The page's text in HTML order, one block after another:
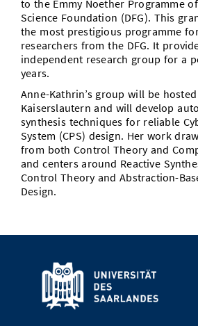
Vom Studium in den Beruf
Study Scheduler
Bibliothek
Open Science/Open Access
Start-ups
IT-Themenabend
Ranking
Zahlen & Fakten
Preise, Auszeichnungen und
Kontakt
SIC Podcast
Anfahrt
AnsprechpartnerInnen, Personen,
Termine, Vorträge und
Alumni
to the Emmy Noether Programme
Science Foundation (DFG). This
the most prestigious programme
researchers from the DFG. It
independent research group for a
years.
Anne-Kathrin’s group will be hosted
Kaiserslautern and will develop
synthesis techniques for reliable
System (CPS) design. Her work
from both Control Theory and
and centers around Reactive
Control Theory and Abstraction-
Design.